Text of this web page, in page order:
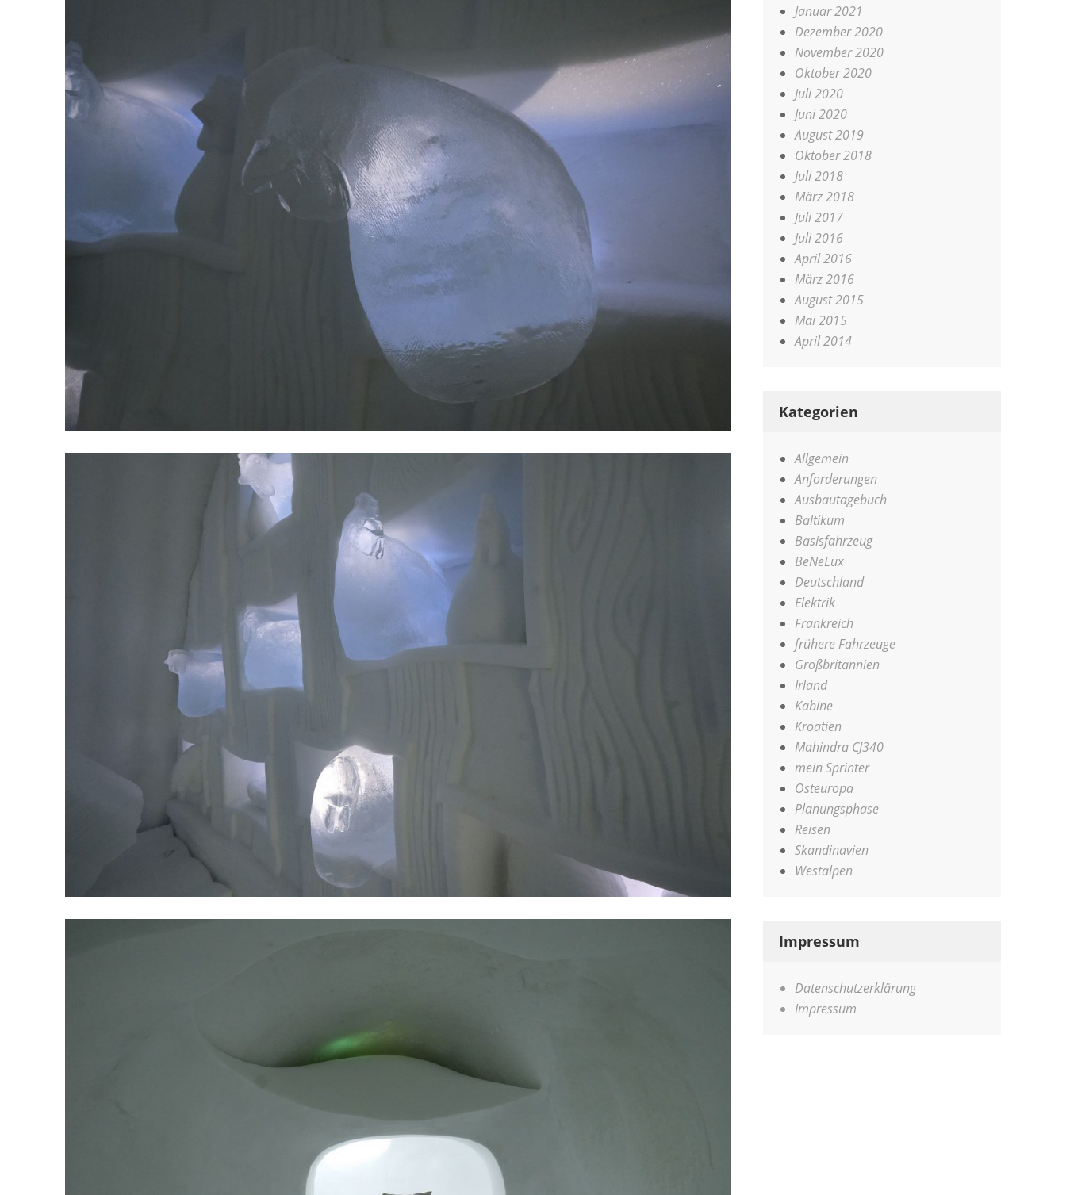
Januar 2021
Dezember 2020
November 2020
Oktober 2020
Juli 2020
Juni 2020
August 2019
Oktober 2018
Juli 2018
März 2018
Juli 2017
Juli 2016
April 2016
März 2016
August 2015
Mai 2015
April 2014
Kategorien
Allgemein
Anforderungen
Ausbautagebuch
Baltikum
Basisfahrzeug
BeNeLux
Deutschland
Elektrik
Frankreich
frühere Fahrzeuge
Großbritannien
Irland
Kabine
Kroatien
Mahindra CJ340
mein Sprinter
Osteuropa
Planungsphase
Reisen
Skandinavien
Westalpen
Impressum
Datenschutzerklärung
Impressum